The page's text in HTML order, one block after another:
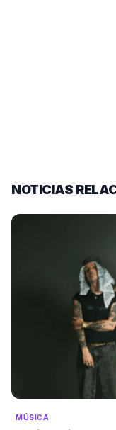
NOTICIAS
MÚSICA